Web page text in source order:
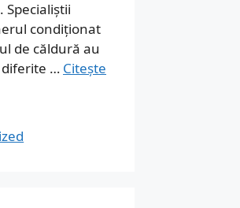
Specialiștii
condiționat
de căldură au
… Citește